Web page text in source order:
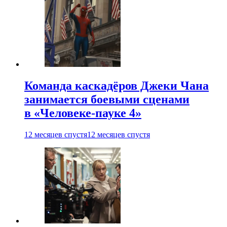
Команда каскадёров Джеки Чана
занимается боевыми сценами
в «Человеке-пауке 4»
12 месяцев спустя12 месяцев спустя